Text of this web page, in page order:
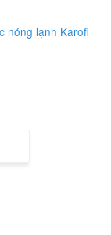
nóng lạnh Karofi